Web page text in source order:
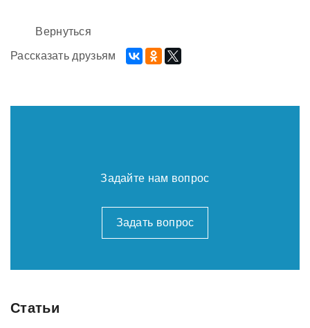
Вернуться
Рассказать друзьям
Задайте нам вопрос
Задать вопрос
Статьи